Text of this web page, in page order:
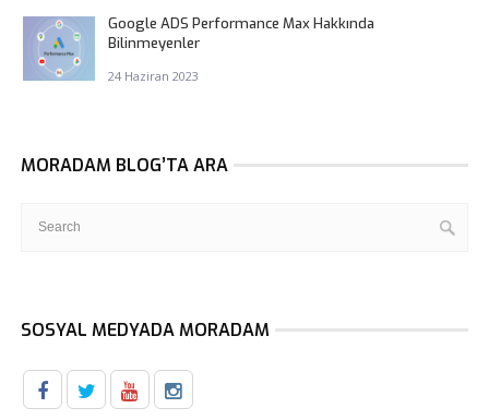
Google ADS Performance Max Hakkında
Bilinmeyenler
24 Haziran 2023
MORADAM BLOG’TA ARA
SOSYAL MEDYADA MORADAM